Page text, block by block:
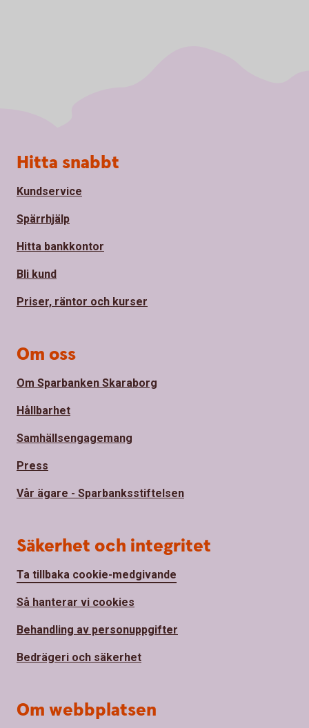
Sidfot
Hitta snabbt
Kundservice
Spärrhjälp
Hitta bankkontor
Bli kund
Priser, räntor och kurser
Om oss
Om Sparbanken Skaraborg
Hållbarhet
Samhällsengagemang
Press
Vår ägare - Sparbanksstiftelsen
Säkerhet och integritet
Ta tillbaka cookie-medgivande
Så hanterar vi cookies
Behandling av personuppgifter
Bedrägeri och säkerhet
Om webbplatsen